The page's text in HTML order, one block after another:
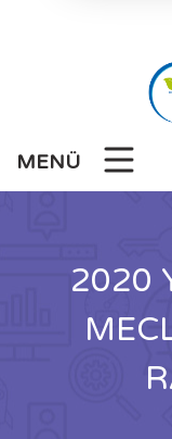
MENÜ
2020